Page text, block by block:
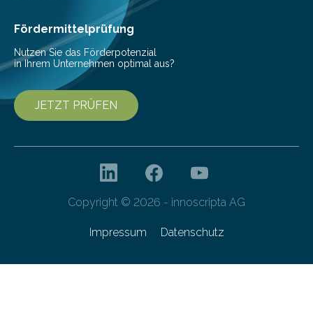
höherem Lebensalter mit vielen
Krankenhausaufenthalten verbunden. „Mit Hilfe digitaler
Technologien…
Fördermittelprüfung
Nutzen Sie das Förderpotenzial
in Ihrem Unternehmen optimal aus?
JETZT PRÜFEN
Copyright © 2026 - innoscripta AG
Impressum Datenschutz